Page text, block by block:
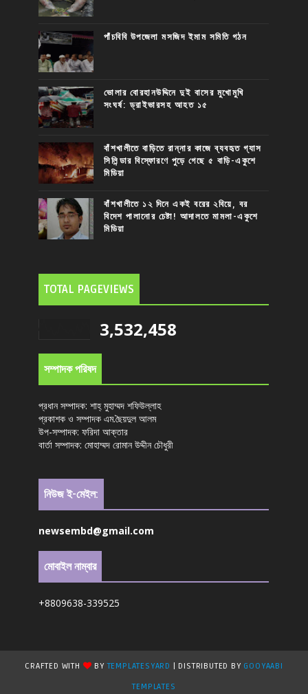
পাঁচবিবি উপজেলা মসজিদ ইমাম সমিতি গঠন
ভোলার বোরহানউদ্দিনে দুই বাসের মুখোমুখি
সংঘর্ষ: ড্রাইভারসহ আহত ১৫
বাঁশখালীতে বাড়িতে রান্নার কাজে ব্যবহৃত গ্যাস
সিলিন্ডার বিস্ফোরণে পুড়ে গেছে ৫ বাড়ি-একুশে
মিডিয়া
বাঁশখালীতে ১২ দিনে একই বরের ২বিয়ে, বর
বিদেশ পালানোর চেষ্টা! আদালতে মামলা-একুশে
মিডিয়া
TOTAL PAGEVIEWS
3,532,458
সম্পাদক পরিষদ
প্রধান সম্পাদক: শাহ্ মুহাম্মদ শফিউল্লাহ
প্রকাশক ও সম্পাদক এম.ছৈয়দুল আলম
উপ-সম্পাদক: ফরিদা আক্তার
বার্তা সম্পাদক: মোহাম্মদ রোমান উদ্দীন চৌধুরী
নিউজ ই-মেইল:
newsembd@gmail.com
মোবাইল নাম্বার
+8809638-339525
CRAFTED WITH BYTEMPLATESYARD | DISTRIBUTED BY GOOYAABI
TEMPLATES